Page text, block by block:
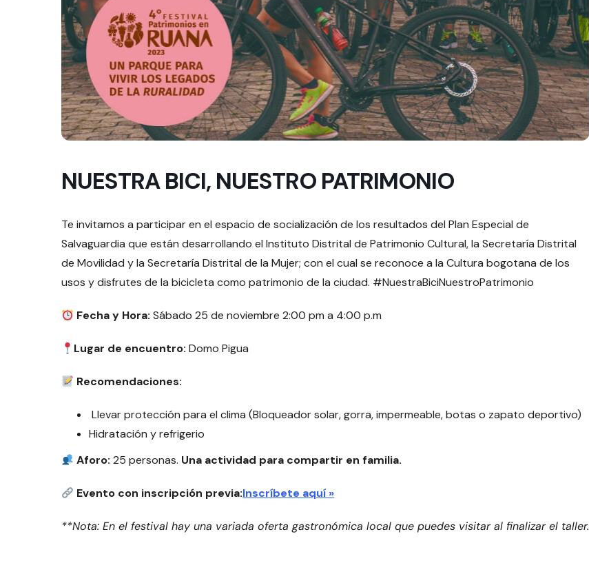
NUESTRA BICI, NUESTRO PATRIMONIO
Te invitamos a participar en el espacio de socialización de los resultados del Plan Especial de
Salvaguardia que están desarrollando el Instituto Distrital de Patrimonio Cultural, la Secretaría Distrital
de Movilidad y la Secretaría Distrital de la Mujer; con el cual se reconoce a la Cultura bogotana de los
usos y disfrutes de la bicicleta como patrimonio de la ciudad. #NuestraBiciNuestroPatrimonio
Fecha y Hora: Sábado 25 de noviembre 2:00 pm a 4:00 p.m
Lugar de encuentro: Domo Pigua
Recomendaciones:
Llevar protección para el clima (Bloqueador solar, gorra, impermeable, botas o zapato deportivo)
Hidratación y refrigerio
Aforo: 25 personas. Una actividad para compartir en familia.
Evento con inscripción previa:Inscríbete aquí »
**Nota: En el festival hay una variada oferta gastronómica local que puedes visitar al finalizar el taller.